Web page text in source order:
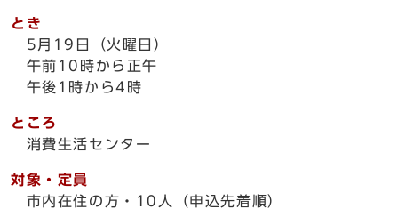
とき
5月19日（火曜日）
午前10時から正午
午後1時から4時
ところ
消費生活センター
対象・定員
市内在住の方・10人（申込先着順）